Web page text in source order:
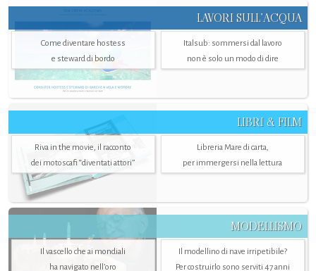
LAVORI SULL’ACQUA
Come diventare hostess
e steward di bordo
Italsub: sommersi dal lavoro
non è solo un modo di dire
LIBRI & FILM
Riva in the movie, il racconto
dei motoscafi “diventati attori”
Libreria Mare di carta,
per immergersi nella lettura
MODELLISMO
Il vascello che ai mondiali
ha navigato nell’oro
Il modellino di nave irripetibile?
Per costruirlo sono serviti 47 anni